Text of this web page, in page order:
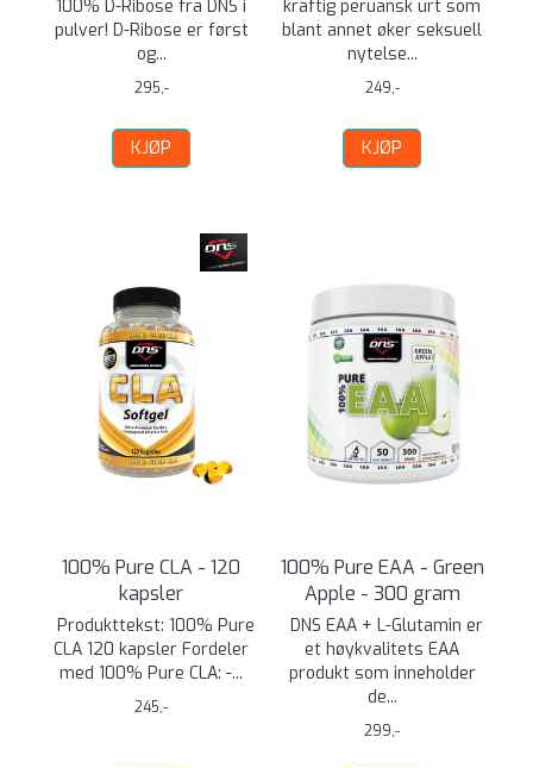
100% D-Ribose fra DNS i
pulver! D-Ribose er først
og...
295,-
KJØP
kraftig peruansk urt som
blant annet øker seksuell
nytelse...
249,-
KJØP
100% Pure CLA - 120
kapsler
Produkttekst: 100% Pure
CLA 120 kapsler Fordeler
med 100% Pure CLA: -...
245,-
100% Pure EAA - Green
Apple - 300 gram
DNS EAA + L-Glutamin er
et høykvalitets EAA
produkt som inneholder
de...
299,-